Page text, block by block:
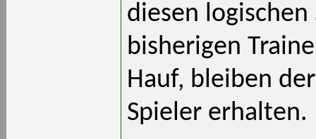
diesen
bisherigen
Hauf, bleiben
Spieler erhalten.